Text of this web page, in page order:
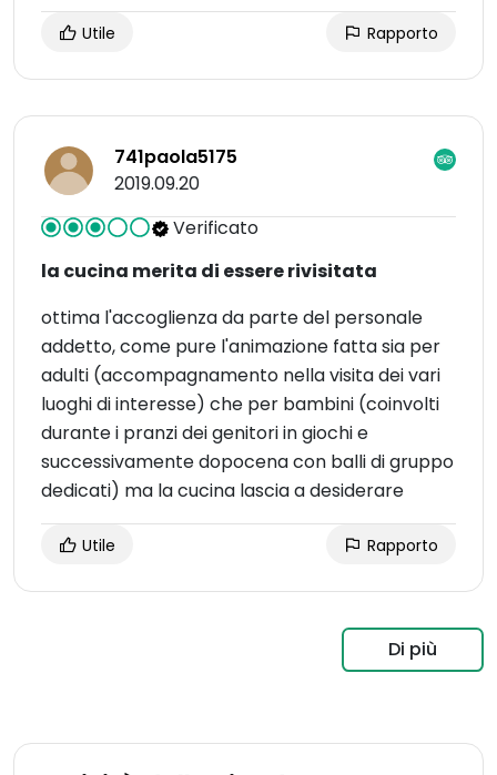
Utile Rapporto
741paola5175
2019.09.20
Verificato
la cucina merita di essere rivisitata
ottima l'accoglienza da parte del personale
addetto, come pure l'animazione fatta sia per
adulti (accompagnamento nella visita dei vari
luoghi di interesse) che per bambini (coinvolti
durante i pranzi dei genitori in giochi e
successivamente dopocena con balli di gruppo
dedicati) ma la cucina lascia a desiderare
Utile Rapporto
Di più